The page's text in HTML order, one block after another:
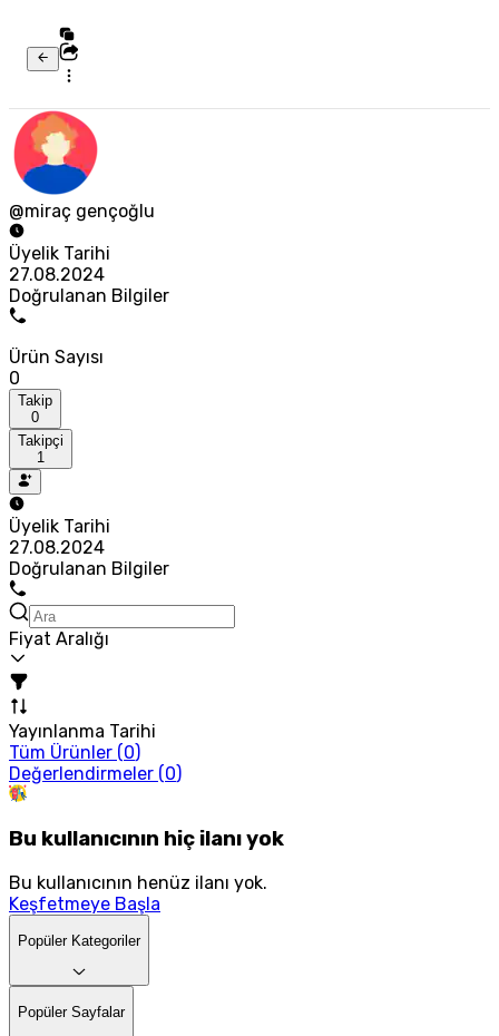
@miraç gençoğlu
Üyelik Tarihi
27.08.2024
Doğrulanan Bilgiler
Ürün Sayısı
0
Takip
0
Takipçi
1
Üyelik Tarihi
27.08.2024
Doğrulanan Bilgiler
Fiyat Aralığı
Yayınlanma Tarihi
Tüm Ürünler (0)
Değerlendirmeler (0)
Bu kullanıcının hiç ilanı yok
Bu kullanıcının henüz ilanı yok.
Keşfetmeye Başla
Popüler Kategoriler
Popüler Sayfalar